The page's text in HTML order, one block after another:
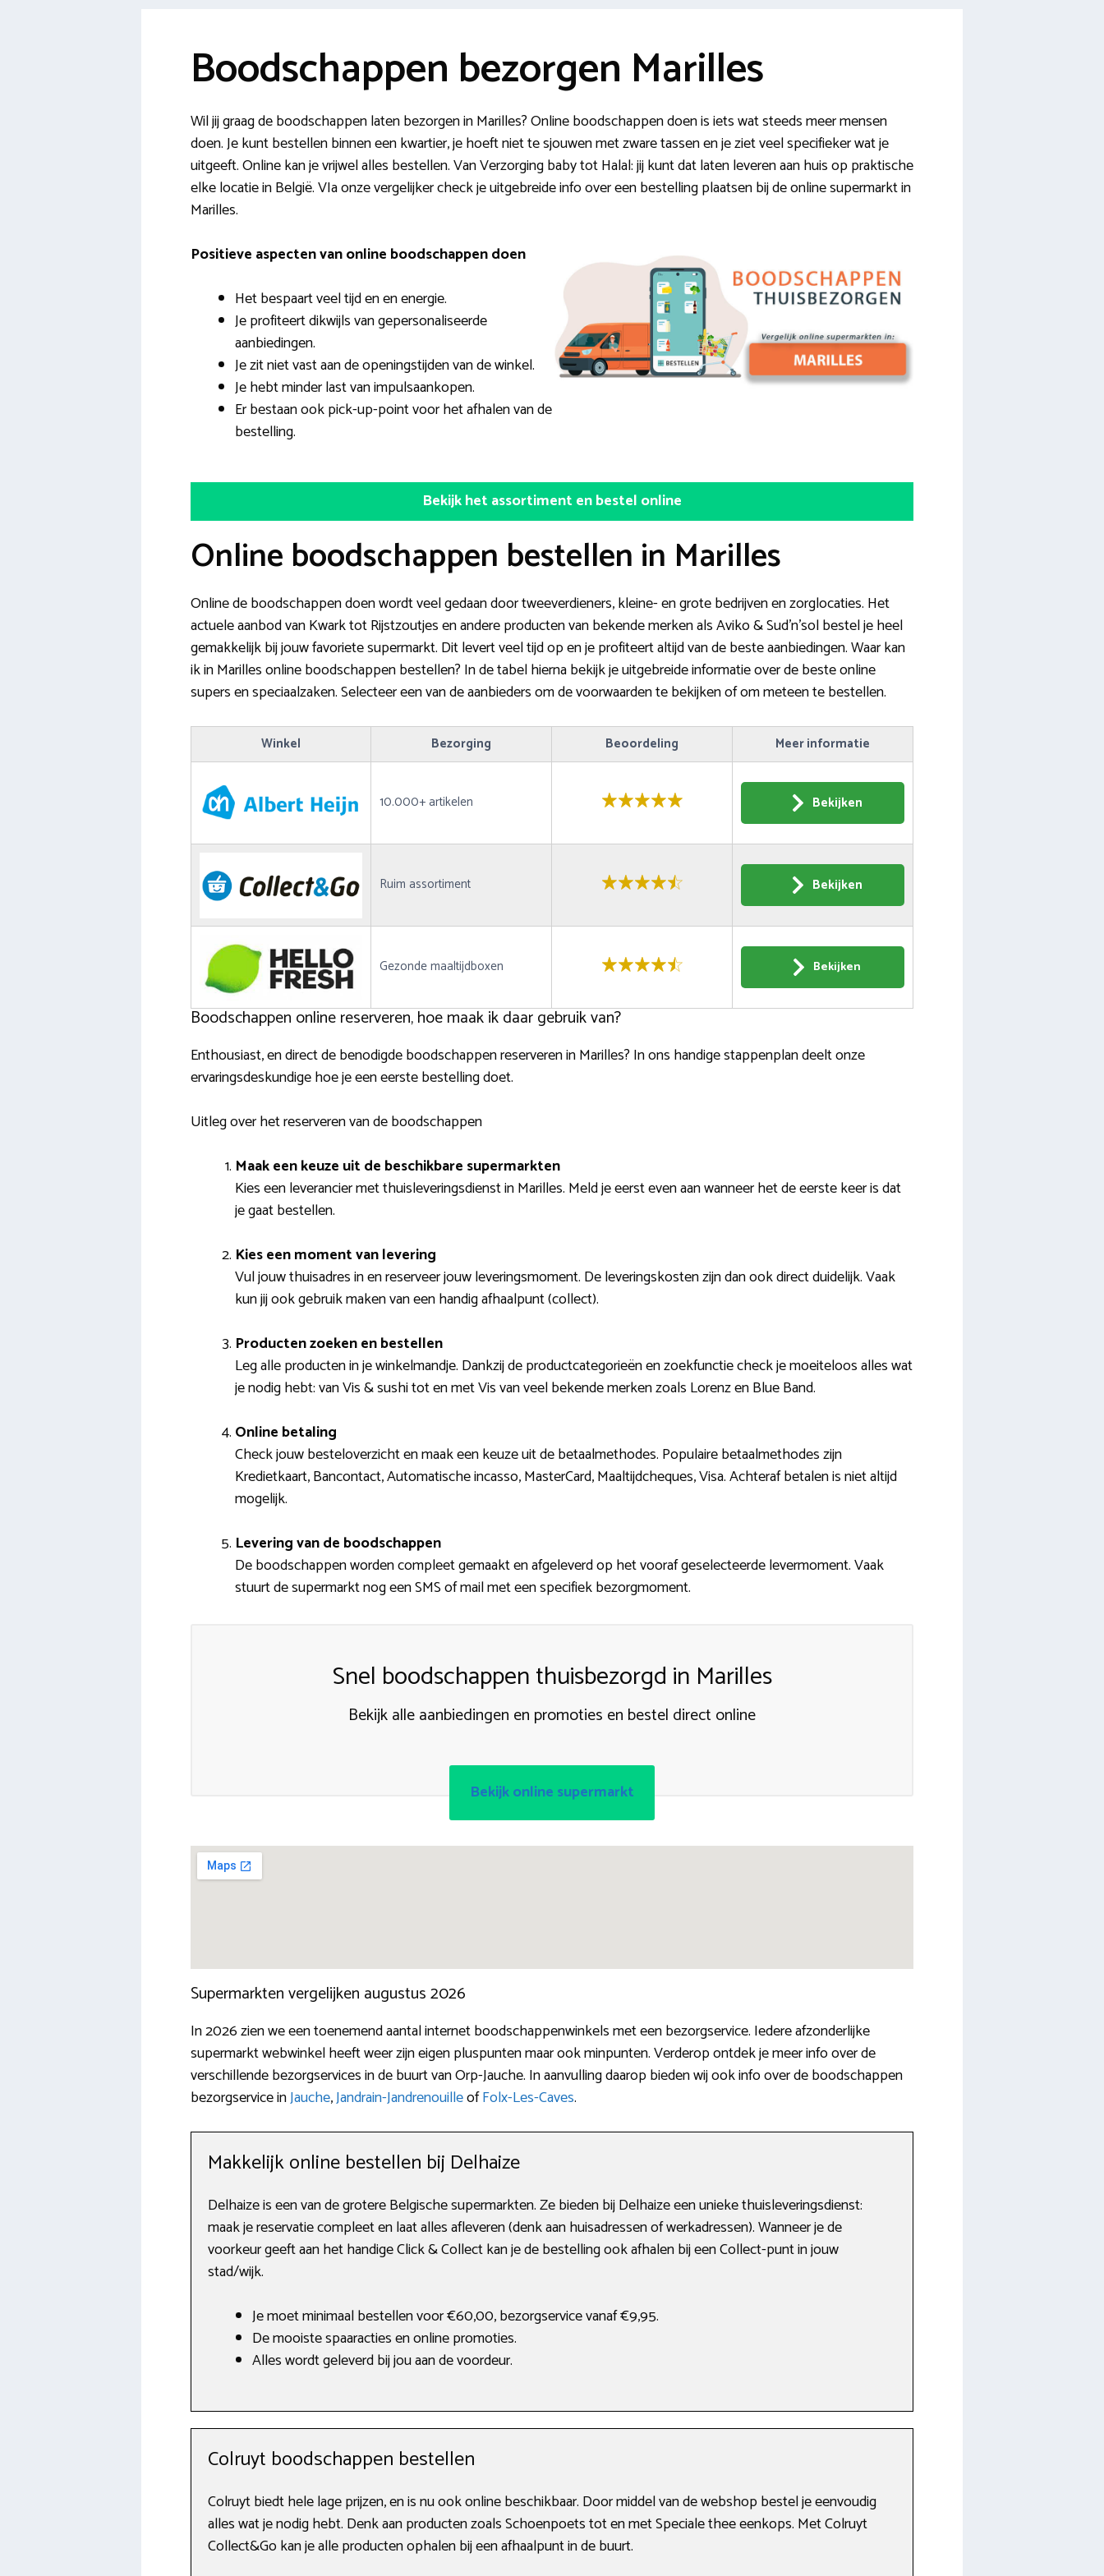
Boodschappen bezorgen Marilles
Wil jij graag de boodschappen laten bezorgen in Marilles? Online boodschappen doen is iets wat steeds meer mensen
doen. Je kunt bestellen binnen een kwartier, je hoeft niet te sjouwen met zware tassen en je ziet veel specifieker wat je
uitgeeft. Online kan je vrijwel alles bestellen. Van Verzorging baby tot Halal: jij kunt dat laten leveren aan huis op praktische
elke locatie in België. VIa onze vergelijker check je uitgebreide info over een bestelling plaatsen bij de online supermarkt in
Marilles.
Positieve aspecten van online boodschappen doen
Het bespaart veel tijd en en energie.
Je profiteert dikwijls van gepersonaliseerde
aanbiedingen.
Je zit niet vast aan de openingstijden van de winkel.
Je hebt minder last van impulsaankopen.
Er bestaan ook pick-up-point voor het afhalen van de
bestelling.
Bekijk het assortiment en bestel online
Online boodschappen bestellen in Marilles
Online de boodschappen doen wordt veel gedaan door tweeverdieners, kleine- en grote bedrijven en zorglocaties. Het
actuele aanbod van Kwark tot Rijstzoutjes en andere producten van bekende merken als Aviko & Sud’n’sol bestel je heel
gemakkelijk bij jouw favoriete supermarkt. Dit levert veel tijd op en je profiteert altijd van de beste aanbiedingen. Waar kan
ik in Marilles online boodschappen bestellen? In de tabel hierna bekijk je uitgebreide informatie over de beste online
supers en speciaalzaken. Selecteer een van de aanbieders om de voorwaarden te bekijken of om meteen te bestellen.
Winkel Bezorging Beoordeling Meer informatie
10.000+ artikelen Bekijken
Ruim assortiment Bekijken
Gezonde maaltijdboxen Bekijken
Boodschappen online reserveren, hoe maak ik daar gebruik van?
Enthousiast, en direct de benodigde boodschappen reserveren in Marilles? In ons handige stappenplan deelt onze
ervaringsdeskundige hoe je een eerste bestelling doet.
Uitleg over het reserveren van de boodschappen
Maak een keuze uit de beschikbare supermarkten
Kies een leverancier met thuisleveringsdienst in Marilles. Meld je eerst even aan wanneer het de eerste keer is dat
je gaat bestellen.
Kies een moment van levering
Vul jouw thuisadres in en reserveer jouw leveringsmoment. De leveringskosten zijn dan ook direct duidelijk. Vaak
kun jij ook gebruik maken van een handig afhaalpunt (collect).
Producten zoeken en bestellen
Leg alle producten in je winkelmandje. Dankzij de productcategorieën en zoekfunctie check je moeiteloos alles wat
je nodig hebt: van Vis & sushi tot en met Vis van veel bekende merken zoals Lorenz en Blue Band.
Online betaling
Check jouw besteloverzicht en maak een keuze uit de betaalmethodes. Populaire betaalmethodes zijn
Kredietkaart, Bancontact, Automatische incasso, MasterCard, Maaltijdcheques, Visa. Achteraf betalen is niet altijd
mogelijk.
Levering van de boodschappen
De boodschappen worden compleet gemaakt en afgeleverd op het vooraf geselecteerde levermoment. Vaak
stuurt de supermarkt nog een SMS of mail met een specifiek bezorgmoment.
Snel boodschappen thuisbezorgd in Marilles
Bekijk alle aanbiedingen en promoties en bestel direct online
Bekijk online supermarkt
Supermarkten vergelijken augustus 2026
In 2026 zien we een toenemend aantal internet boodschappenwinkels met een bezorgservice. Iedere afzonderlijke
supermarkt webwinkel heeft weer zijn eigen pluspunten maar ook minpunten. Verderop ontdek je meer info over de
verschillende bezorgservices in de buurt van Orp-Jauche. In aanvulling daarop bieden wij ook info over de boodschappen
bezorgservice inJauche,Jandrain-JandrenouilleofFolx-Les-Caves.
Makkelijk online bestellen bij Delhaize
Delhaize is een van de grotere Belgische supermarkten. Ze bieden bij Delhaize een unieke thuisleveringsdienst:
maak je reservatie compleet en laat alles afleveren (denk aan huisadressen of werkadressen). Wanneer je de
voorkeur geeft aan het handige Click & Collect kan je de bestelling ook afhalen bij een Collect-punt in jouw
stad/wijk.
Je moet minimaal bestellen voor €60,00, bezorgservice vanaf €9,95.
De mooiste spaaracties en online promoties.
Alles wordt geleverd bij jou aan de voordeur.
Colruyt boodschappen bestellen
Colruyt biedt hele lage prijzen, en is nu ook online beschikbaar. Door middel van de webshop bestel je eenvoudig
alles wat je nodig hebt. Denk aan producten zoals Schoenpoets tot en met Speciale thee eenkops. Met Colruyt
Collect&Go kan je alle producten ophalen bij een afhaalpunt in de buurt.